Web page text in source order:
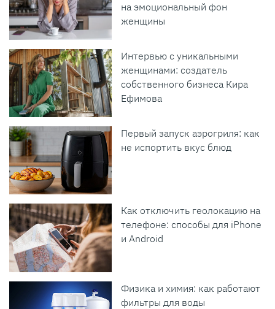
на эмоциональный фон
женщины
Интервью с уникальными
женщинами: создатель
собственного бизнеса Кира
Ефимова
Первый запуск аэрогриля: как
не испортить вкус блюд
Как отключить геолокацию на
телефоне: способы для iPhone
и Android
Физика и химия: как работают
фильтры для воды